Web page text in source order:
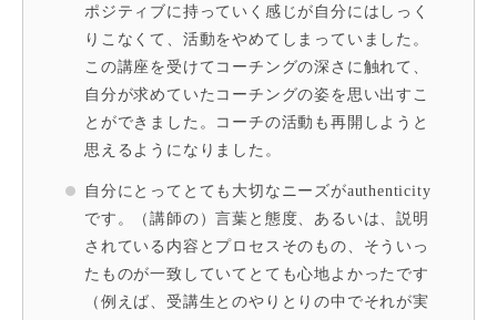
ポジティブに持っていく感じが自分にはしっく
りこなくて、活動をやめてしまっていました。
この講座を受けてコーチングの深さに触れて、
自分が求めていたコーチングの姿を思い出すこ
とができました。コーチの活動も再開しようと
思えるようになりました。
自分にとってとても大切なニーズがauthenticity
です。（講師の）言葉と態度、あるいは、説明
されている内容とプロセスそのもの、そういっ
たものが一致していてとても心地よかったです
（例えば、受講生とのやりとりの中でそれが実